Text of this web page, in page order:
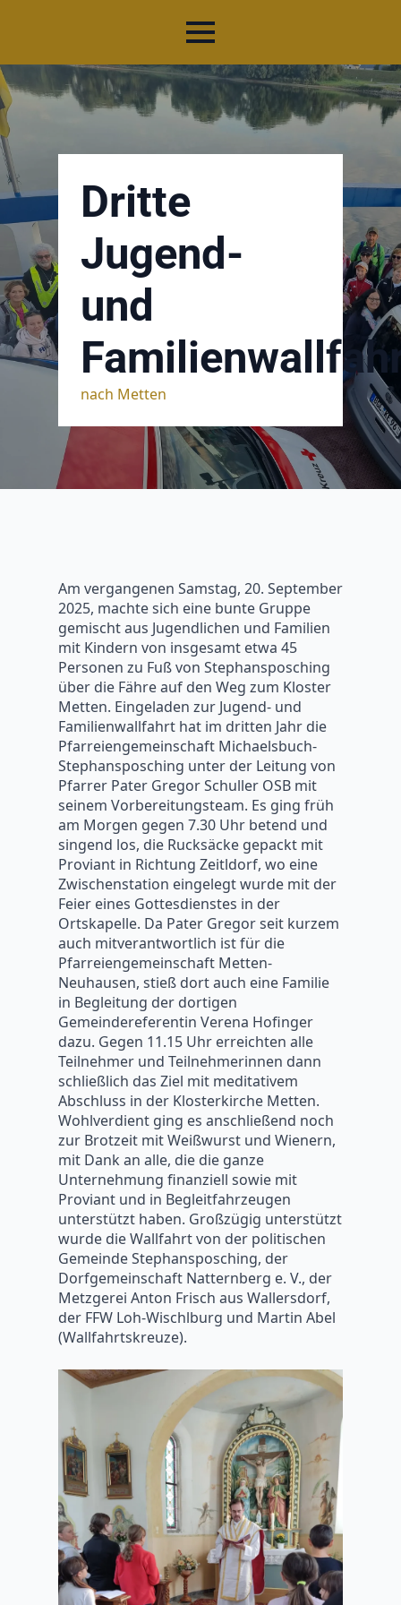
Dritte
Jugend-
und
nach Metten
Am vergangenen Samstag, 20. September
2025, machte sich eine bunte Gruppe
gemischt aus Jugendlichen und Familien
mit Kindern von insgesamt etwa 45
Personen zu Fuß von Stephansposching
über die Fähre auf den Weg zum Kloster
Metten. Eingeladen zur Jugend- und
Familienwallfahrt hat im dritten Jahr die
Pfarreiengemeinschaft Michaelsbuch-
Stephansposching unter der Leitung von
Pfarrer Pater Gregor Schuller OSB mit
seinem Vorbereitungsteam. Es ging früh
am Morgen gegen 7.30 Uhr betend und
singend los, die Rucksäcke gepackt mit
Proviant in Richtung Zeitldorf, wo eine
Zwischenstation eingelegt wurde mit der
Feier eines Gottesdienstes in der
Ortskapelle. Da Pater Gregor seit kurzem
auch mitverantwortlich ist für die
Pfarreiengemeinschaft Metten-
Neuhausen, stieß dort auch eine Familie
in Begleitung der dortigen
Gemeindereferentin Verena Hofinger
dazu. Gegen 11.15 Uhr erreichten alle
Teilnehmer und Teilnehmerinnen dann
schließlich das Ziel mit meditativem
Abschluss in der Klosterkirche Metten.
Wohlverdient ging es anschließend noch
zur Brotzeit mit Weißwurst und Wienern,
mit Dank an alle, die die ganze
Unternehmung finanziell sowie mit
Proviant und in Begleitfahrzeugen
unterstützt haben. Großzügig unterstützt
wurde die Wallfahrt von der politischen
Gemeinde Stephansposching, der
Dorfgemeinschaft Natternberg e. V., der
Metzgerei Anton Frisch aus Wallersdorf,
der FFW Loh-Wischlburg und Martin Abel
(Wallfahrtskreuze).